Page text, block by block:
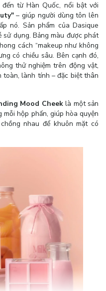
từ Hàn Quốc, nổi bật với
– giúp người dùng tôn lên
nó. Sản phẩm của Dasique
dụng. Bảng màu được phát
cách “makeup như không
có chiều sâu. Bên cạnh đó,
thử nghiệm trên động vật,
lành tính – đặc biệt thân
Mood Cheeklà một sản
hộp phấn, giúp hòa quyện
nhau để khuôn mặt có